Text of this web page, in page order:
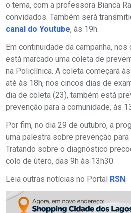
o tema, com a professora Bianca
convidados. Também será
canal do Youtube, às 19h.
Em continuidade da campanha,
está marcado uma coleta de
na Policlínica. A coleta começará
até às 18h, nos cincos dias de
dia de coleta (23), também está
prevenção para a comunidade, às
Por fim, no dia 29 de outubro, a
uma palestra sobre prevenção
Tratando sobre o diagnóstico
colo de útero, das 9h às 13h30.
Leia outras notícias no Portal RSN.